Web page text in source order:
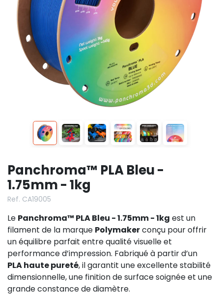
Panchroma™ PLA Bleu -
1.75mm - 1kg
Ref. CA19005
Le Panchroma™ PLA Bleu - 1.75mm - 1kg est un
filament de la marque Polymakerconçu pour offrir
un équilibre parfait entre qualité visuelle et
performance d’impression. Fabriqué à partir d’un
PLA haute pureté, il garantit une excellente stabilité
dimensionnelle, une finition de surface soignée et une
grande constance de diamètre.